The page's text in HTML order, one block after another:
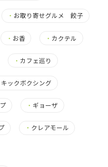
・ お取り寄せグルメ 餃子
・ お香 ・ カクテル
・ カフェ巡り
キックボクシング
・ ギョーザ
・ クレアモール